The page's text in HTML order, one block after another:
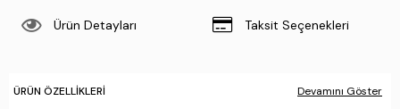
Ürün Detayları Taksit Seçenekleri
ÜRÜN ÖZELLIKLERI Devamını Göster